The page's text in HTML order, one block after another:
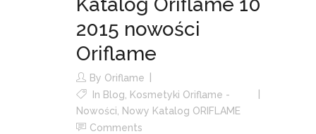
2015 nowości
Oriflame
By Oriflame
In Blog
Kosmetyki Oriflame -
Nowości
Nowy Katalog ORIFLAME
Comments